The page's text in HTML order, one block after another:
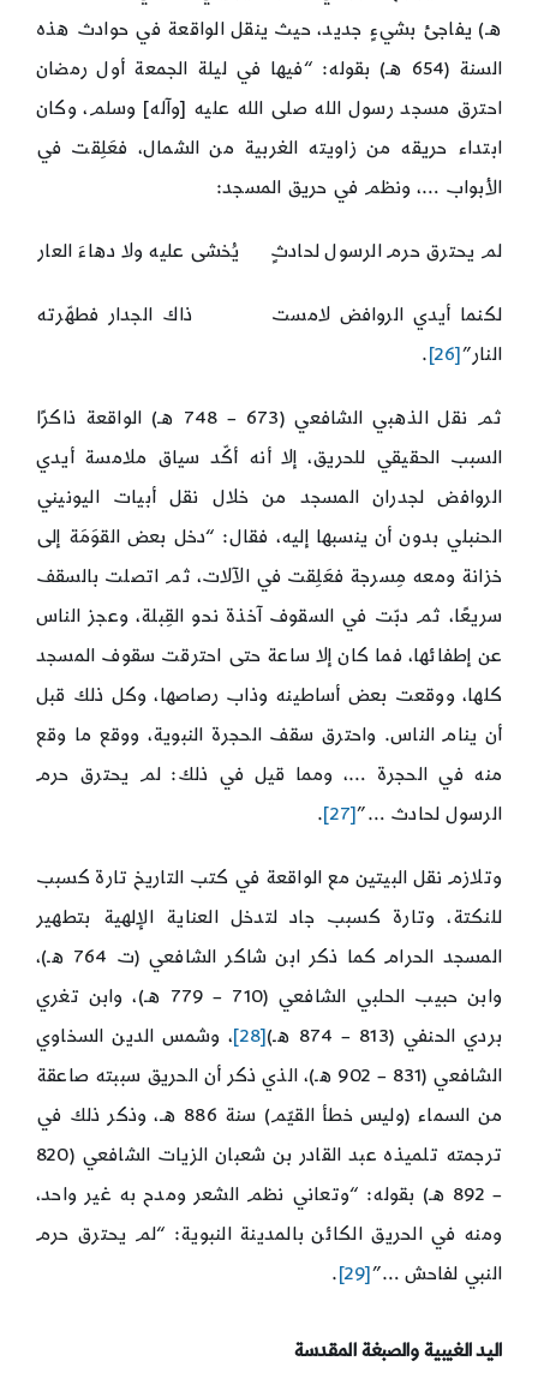
هـ) يفاجئ بشيءٍ جديد، حيث ينقل الواقعة في حوادث هذه
السنة (654 هـ) بقوله: “فيها في ليلة الجمعة أول رمضان
احترق مسجد رسول الله صلى الله عليه [وآله] وسلم، وكان
ابتداء حريقه من زاويته الغربية من الشمال، فعَلِقت في
الأبواب …، ونظم في حريق المسجد:
لم يحترق حرم الرسول لحادثٍ يُخشى عليه ولا دهاءَ العار
لكنما أيدي الروافض لامست ذاك الجدار فطهّرته
النار”[26]
.
ثم نقل الذهبي الشافعي (673 – 748 هـ) الواقعة ذاكرًا
السبب الحقيقي للحريق، إلا أنه أكّد سياق ملامسة أيدي
الروافض لجدران المسجد من خلال نقل أبيات اليونيني
الحنبلي بدون أن ينسبها إليه، فقال: “دخل بعض القوَمَة إلى
خزانة ومعه مِسرجة فعَلِقت في الآلات، ثم اتصلت بالسقف
سريعًا، ثم دبّت في السقوف آخذة نحو القِبلة، وعجز الناس
عن إطفائها، فما كان إلا ساعة حتى احترقت سقوف المسجد
كلها، ووقعت بعض أساطينه وذاب رصاصها، وكل ذلك قبل
أن ينام الناس. واحترق سقف الحجرة النبوية، ووقع ما وقع
منه في الحجرة …، ومما قيل في ذلك: لم يحترق حرم
الرسول لحادث …”[27]
.
وتلازم نقل البيتين مع الواقعة في كتب التاريخ تارة كسبب
للنكتة، وتارة كسبب جاد لتدخل العناية الإلهية بتطهير
المسجد الحرام كما ذكر ابن شاكر الشافعي (ت 764 هـ)،
وابن حبيب الحلبي الشافعي (710 – 779 هـ)، وابن تغري
بردي الحنفي (813 – 874 هـ)
[28]
، وشمس الدين السخاوي
الشافعي (831 – 902 هـ)، الذي ذكر أن الحريق سببته صاعقة
من السماء (وليس خطأ القيّم) سنة 886 هـ، وذكر ذلك في
ترجمته تلميذه عبد القادر بن شعبان الزيات الشافعي (820
– 892 هـ) بقوله: “وتعاني نظم الشعر ومدح به غير واحد،
ومنه في الحريق الكائن بالمدينة النبوية: “لم يحترق حرم
النبي لفاحش …”[29]
.
اليد الغيبية والصبغة المقدسة